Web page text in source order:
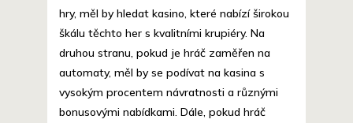
hry, měl by hledat kasino, které nabízí širokou
škálu těchto her s kvalitními krupiéry. Na
druhou stranu, pokud je hráč zaměřen na
automaty, měl by se podívat na kasina s
vysokým procentem návratnosti a různými
bonusovými nabídkami. Dále, pokud hráč